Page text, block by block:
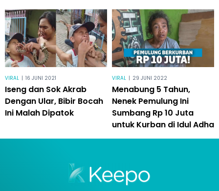
VIRAL | 16 JUNI 2021
Iseng dan Sok Akrab
Dengan Ular, Bibir Bocah
Ini Malah Dipatok
VIRAL | 29 JUNI 2022
Menabung 5 Tahun,
Nenek Pemulung Ini
Sumbang Rp 10 Juta
untuk Kurban di Idul Adha